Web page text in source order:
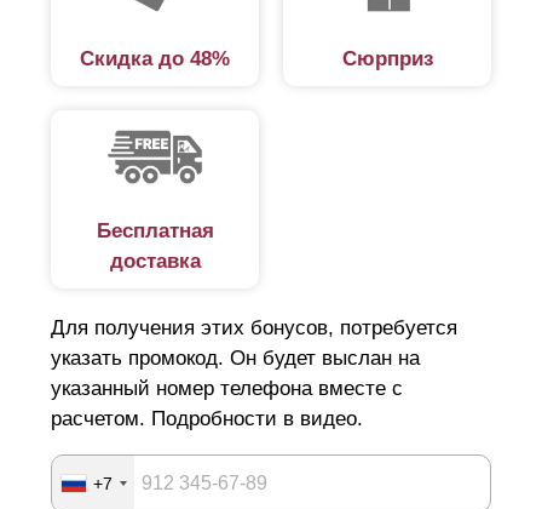
Скидка до 48% Сюрприз
Бесплатная
доставка
Для получения этих бонусов, потребуется
указать промокод. Он будет выслан на
указанный номер телефона вместе с
расчетом. Подробности в видео.
+7